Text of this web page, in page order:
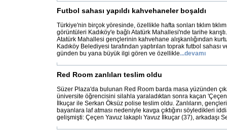
Futbol sahası yapıldı kahvehaneler boşaldı
Türkiye'nin birçok yöresinde, özellikle hafta sonları tıklım
görüntüleri Kadıköy'e bağlı Atatürk Mahallesi'nde tarihe
Atatürk Mahallesi gençlerinin kahvehane alışkanlığından
Kadıköy Belediyesi tarafından yaptırılan toprak futbol sahası
günden bu yana büyük ilgi gören ve özellikle...devamı
Red Room zanlıları teslim oldu
Süzer Plaza'da bulunan Red Room barda masa yüzünden
üniversite öğrencisini silahla yaraladıktan sonra kaçan
İlkuçar ile Serkan Öksüz polise teslim oldu. Zanlıların,
bayanlara laf atması nedeniyle kavga çıktığını söyledikleri
gelişmişti: Çeçen Yavuz lakaplı Yavuz İlkuçar (37), arkadaşı